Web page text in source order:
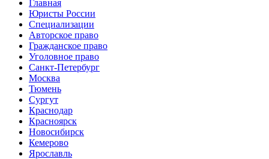
Главная
Юристы России
Специализации
Авторское право
Гражданское право
Уголовное право
Санкт-Петербург
Москва
Тюмень
Сургут
Краснодар
Красноярск
Новосибирск
Кемерово
Ярославль